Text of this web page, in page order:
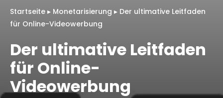
Startseite ▸ Monetarisierung ▸ Der ultimative Leitfaden
für Online-Videowerbung
Der ultimative Leitfaden
für Online-
Videowerbung